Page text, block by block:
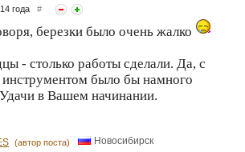
года #
березки было очень жалко
- столько работы сделали. Да, с
было бы намного
в Вашем начинании.
(автор поста) Новосибирск